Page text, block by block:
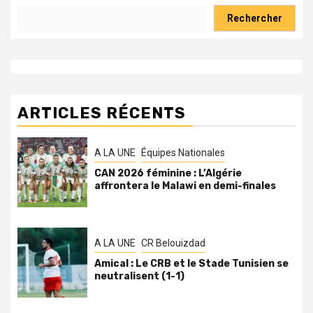
Rechercher
ARTICLES RÉCENTS
A LA UNE Équipes Nationales
CAN 2026 féminine : L’Algérie
affrontera le Malawi en demi-finales
A LA UNE CR Belouizdad
Amical : Le CRB et le Stade Tunisien se
neutralisent (1-1)